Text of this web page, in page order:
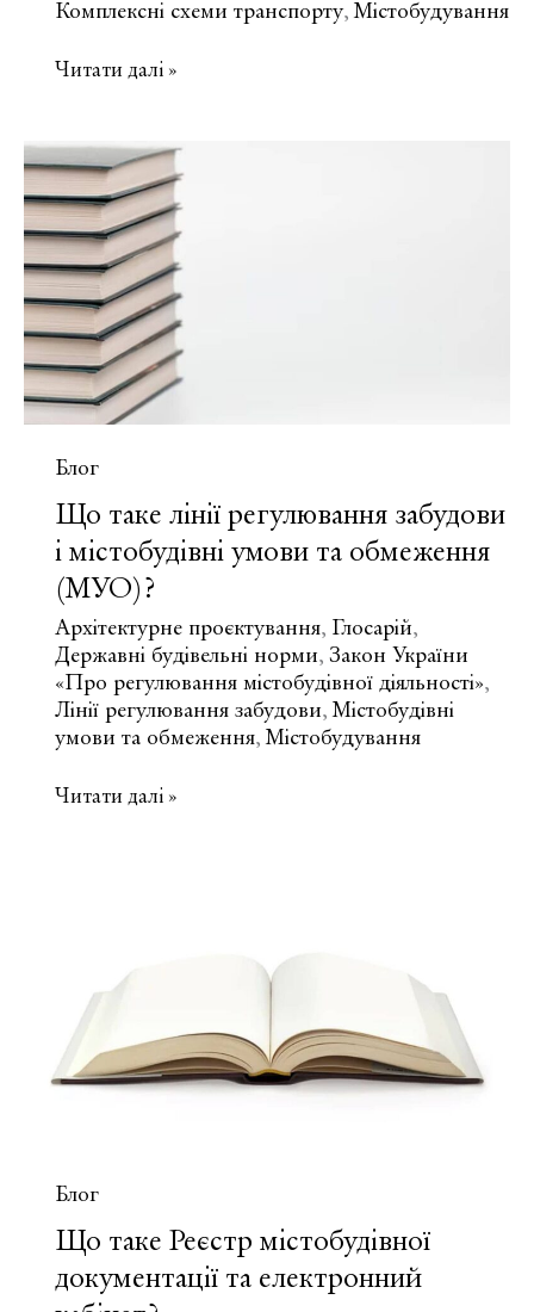
Комплексні схеми транспорту,Містобудування
Що
транспортна
інфраструктура
та
комплексні
схеми
транспорту?
Читати далі »
Блог
Що таке лінії регулювання забудови
і містобудівні умови та обмеження
(МУО)?
Архітектурне проєктування, Глосарій,
Державні будівельні норми, Закон України
«Про регулювання містобудівної діяльності»,
Лінії регулювання забудови,Містобудівні
умови та обмеження,Містобудування
Що
умови
обмеження
(МУО)?
Читати далі »
Блог
Що таке Реєстр містобудівної
документації та електронний